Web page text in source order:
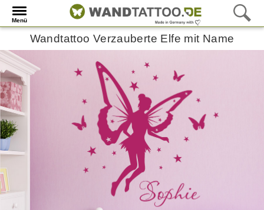
Menü
Wandtattoo Verzauberte Elfe mit Name